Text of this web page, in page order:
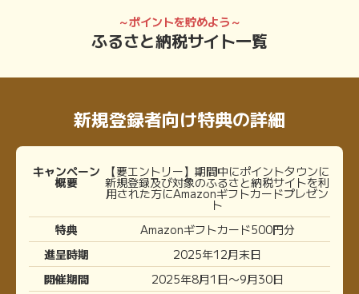
～ポイントを貯めよう～
ふるさと納税サイト一覧
新規登録者向け特典の詳細
キャンペーン
概要
【要エントリー】期間中にポイントタウンに
新規登録及び対象のふるさと納税サイトを利
用された方にAmazonギフトカードプレゼン
ト
特典
Amazonギフトカード500円分
進呈時期
2025年12月末日
開催期間
2025年8月1日〜9月30日